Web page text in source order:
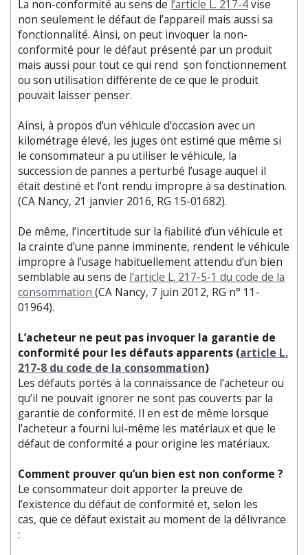
La non-conformité au sens de l’article L. 217-4vise
non seulement le défaut de l’appareil mais aussi sa
fonctionnalité. Ainsi, on peut invoquer la non-
conformité pour le défaut présenté par un produit
mais aussi pour tout ce qui rend son fonctionnement
ou son utilisation différente de ce que le produit
pouvait laisser penser.
Ainsi, à propos d’un véhicule d’occasion avec un
kilométrage élevé, les juges ont estimé que même si
le consommateur a pu utiliser le véhicule, la
succession de pannes a perturbé l’usage auquel il
était destiné et l’ont rendu impropre à sa destination.
(CA Nancy, 21 janvier 2016, RG 15-01682).
De même, l’incertitude sur la fiabilité d’un véhicule et
la crainte d’une panne imminente, rendent le véhicule
impropre à l’usage habituellement attendu d’un bien
semblable au sens de l’article L. 217-5-1 du code de la
consommation (CA Nancy, 7 juin 2012, RG n° 11-
01964).
L’acheteur ne peut pas invoquer la garantie de
conformité pour les défauts apparents (article L.
217-8 du code de la consommation)
Les défauts portés à la connaissance de l’acheteur ou
qu’il ne pouvait ignorer ne sont pas couverts par la
garantie de conformité. Il en est de même lorsque
l’acheteur a fourni lui-même les matériaux et que le
défaut de conformité a pour origine les matériaux.
Comment prouver qu’un bien est non conforme ?
Le consommateur doit apporter la preuve de
l’existence du défaut de conformité et, selon les
cas, que ce défaut existait au moment de la délivrance
: